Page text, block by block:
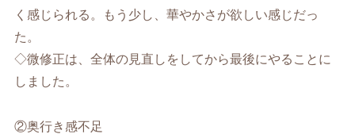
く感じられる。もう少し、華やかさが欲しい感じだっ
た。
◇微修正は、全体の見直しをしてから最後にやることに
しました。
②奥行き感不足